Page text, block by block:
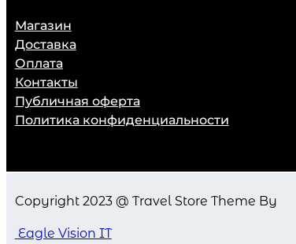
Магазин
Доставка
Оплата
Контакты
Публичная оферта
Политика конфиденциальности
Copyright 2023 @ Travel Store Theme By
Eagle Vision IT